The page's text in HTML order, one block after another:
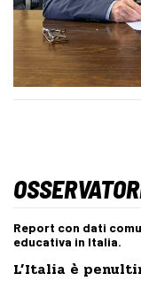
Report con dati
educativa in Italia.
L’Italia è